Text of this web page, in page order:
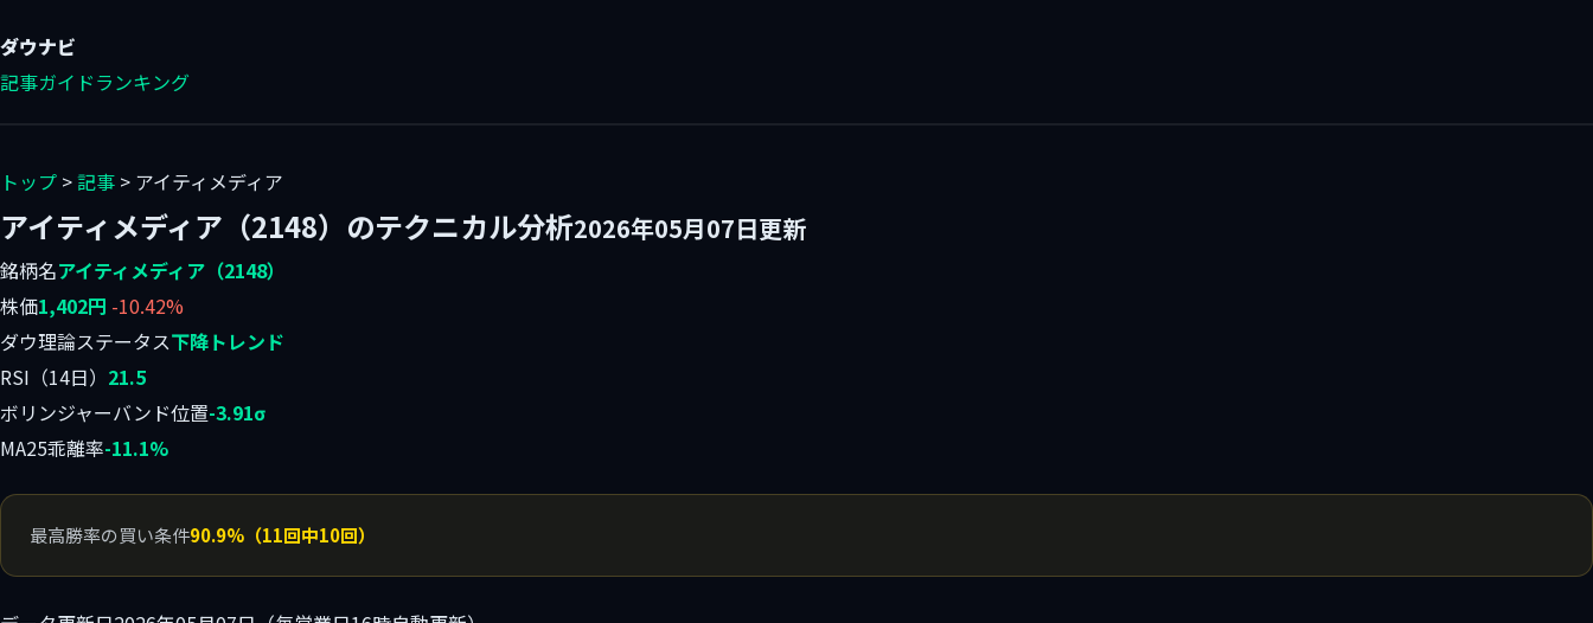
ダウナビ
記事ガイドランキング
トップ >記事 > アイティメディア
アイティメディア（2148）のテクニカル分析2026年05月07日更新
銘柄名アイティメディア（2148）
株価1,402円 -10.42%
ダウ理論ステータス下降トレンド
RSI（14日） 21.5
ボリンジャーバンド位置-3.91σ
MA25乖離率-11.1%
最高勝率の買い条件90.9%（11回中10回）